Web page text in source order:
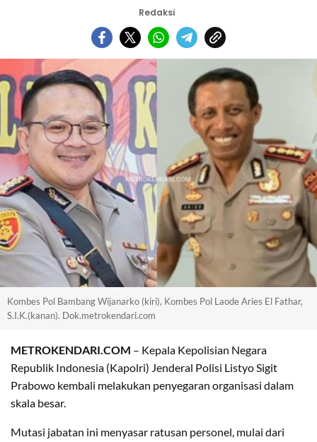
Redaksi
Kombes Pol Bambang Wijanarko (kiri), Kombes Pol Laode Aries El Fathar,
S.I.K.(kanan). Dok.metrokendari.com
METROKENDARI.COM – Kepala Kepolisian Negara
Republik Indonesia (Kapolri) Jenderal Polisi Listyo Sigit
Prabowo kembali melakukan penyegaran organisasi dalam
skala besar.
Mutasi jabatan ini menyasar ratusan personel, mulai dari